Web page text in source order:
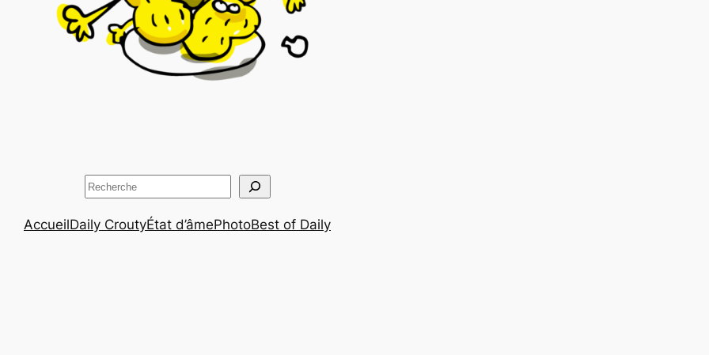
Rechercher
AccueilDaily CroutyÉtat d’âmePhotoBest of Daily